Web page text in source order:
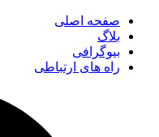
صفحه اصلی
بلاگ
بیوگرافی
راه های ارتباطی